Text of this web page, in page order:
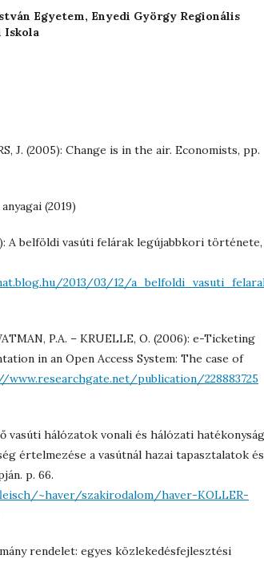
Egyetem, Enyedi György Regionális
Iskola
J. (2005): Change is in the air. Economists, pp.
(2019)
A belföldi vasúti felárak legújabbkori története,
2013/03/12/
P.A. – KRUELLE, O. (2006): e-Ticketing
in an Open Access System: The case of
publication/228883725
vasúti hálózatok vonali és hálózati
értelmezése a vasútnál hazai tapasztalatok és
p. 66.
~haver/szakirodalom/haver-KOLLER-
rendelet: egyes közlekedésfejlesztési